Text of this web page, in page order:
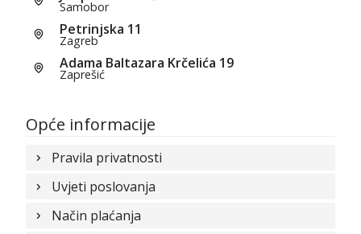
Samobor
Petrinjska 11
Zagreb
Adama Baltazara Krčelića 19
Zaprešić
Opće informacije
Pravila privatnosti
Uvjeti poslovanja
Način plaćanja